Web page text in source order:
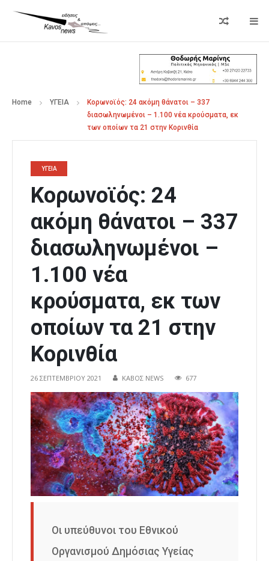
Home ΥΓΕΙΑ
Κορωνοϊός: 24 ακόμη θάνατοι – 337
διασωληνωμένοι – 1.100 νέα κρούσματα, εκ
των οποίων τα 21 στην Κορινθία
ΥΓΕΙΑ
Κορωνοϊός: 24
ακόμη θάνατοι – 337
διασωληνωμένοι –
1.100 νέα
κρούσματα, εκ των
οποίων τα 21 στην
Κορινθία
26 ΣΕΠΤΕΜΒΡΊΟΥ 2021 ΚΑΒΟΣ NEWS 677
Οι υπεύθυνοι του Εθνικού
Οργανισμού Δημόσιας Υγείας